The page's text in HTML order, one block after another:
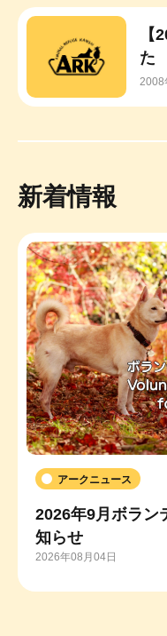
【
た
2008
新着情報
アークニュース
2026年9月ボラン
知らせ
2026年08月04日